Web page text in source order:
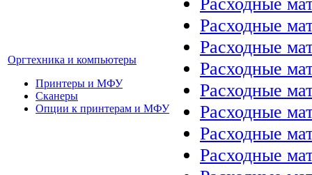
Оргтехника и компьютеры
Принтеры и МФУ
Сканеры
Опции к принтерам и МФУ
Расходные
Расходные
Расходные
Расходные
Расходные
Расходные
Расходные